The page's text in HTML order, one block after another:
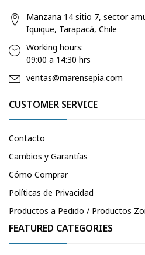
Manzana 14 sitio 7, sector
Iquique, Tarapacá, Chile
Working hours:
09:00 a 14:30 hrs
ventas@marensepia.com
CUSTOMER SERVICE
Contacto
Cambios y Garantías
Cómo Comprar
Políticas de Privacidad
Productos a Pedido / Productos
FEATURED CATEGORIES